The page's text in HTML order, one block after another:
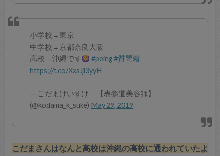
小学校→東京
中学校→京都奈良大阪
高校→沖縄です
#peing #質問箱
https://t.co/XxsJjl3yyH
— こだまけいすけ 【表参道美容師】
(@kodama_k_suke) May 29, 2019
こだまさんはなんと高校は沖縄の高校に通われていたよ